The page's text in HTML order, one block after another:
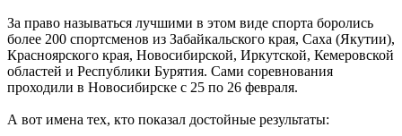
За право называться лучшими в этом виде спорта боролись
более 200 спортсменов из Забайкальского края, Саха (Якутии),
Красноярского края, Новосибирской, Иркутской, Кемеровской
областей и Республики Бурятия. Сами соревнования
проходили в Новосибирске с 25 по 26 февраля.
А вот имена тех, кто показал достойные результаты: